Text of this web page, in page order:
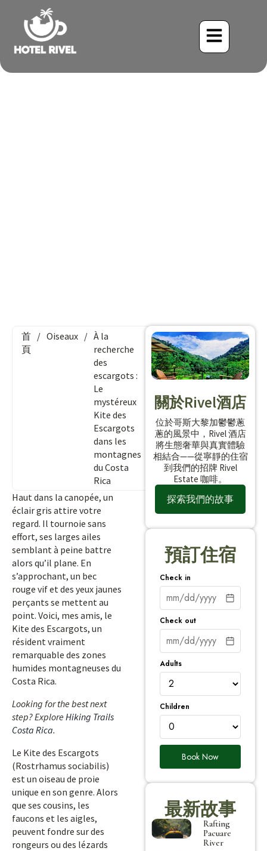
首
頁
/ Oiseaux / À la
recherche
des
escargots :
Le
mystéreux
Kite des
Escargots
dans les
montagnes
du Costa
Rica
Haut dans la canopée, un
éclair gris attire votre
regard. Il tournoie sans
effort, ses larges ailes
semblant à peine battre
alors qu’il plane. En
s’approchant, un bec
rouge vif et des yeux jaunes
perçants se mettent au
point. Voici, mes amis, le
Kite des Escargots, un
résident vraiment
remarquable des zones
humides montagneuses du
Costa Rica.
Looking for the best next
step? Explore Hiking Trails
Costa Rica.
Le Kite des Escargots
(Rostrhamus sociabilis)
est un oiseau de proie
unique en son genre. Alors
que ses cousins, les
faucons et les aigles,
peuvent fondre sur des
rongeurs ou des lézards
關於Rivel酒店
位於哥斯大黎加鬱鬱蔥
蔥的風景中，Rivel 酒店
將生態奢華與真實體驗
相結合——從寧靜的住宿
到我們的招牌 Rivel
Estate 咖啡。
探索我們的故事
預訂住宿
Check in
Check out
Adults
Children
Book Now
最新故事
Rafting
Pacuare
River